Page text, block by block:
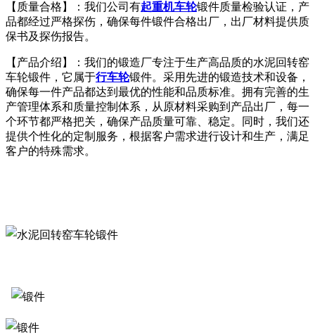
【质量合格】：我们公司有起重机车轮锻件质量检验认证，产
品都经过严格探伤，确保每件锻件合格出厂，出厂材料提供质
保书及探伤报告。
【产品介绍】：我们的锻造厂专注于生产高品质的水泥回转窑
车轮锻件，它属于行车轮锻件。采用先进的锻造技术和设备，
确保每一件产品都达到最优的性能和品质标准。拥有完善的生
产管理体系和质量控制体系，从原材料采购到产品出厂，每一
个环节都严格把关，确保产品质量可靠、稳定。同时，我们还
提供个性化的定制服务，根据客户需求进行设计和生产，满足
客户的特殊需求。